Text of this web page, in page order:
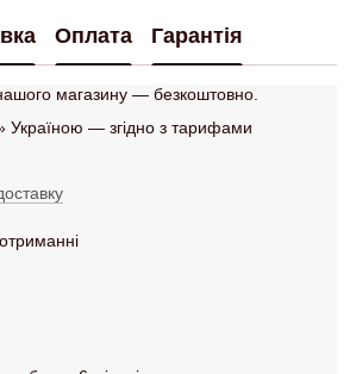
Оплата Гарантія
магазину — безкоштовно.
Україною — згідно з тарифами